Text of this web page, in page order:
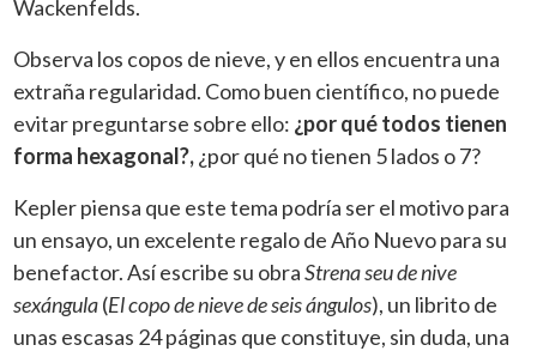
Wackenfelds.
Observa los copos de nieve, y en ellos encuentra una
extraña regularidad. Como buen científico, no puede
evitar preguntarse sobre ello: ¿por qué todos tienen
forma hexagonal?,¿por qué no tienen 5 lados o 7?
Kepler piensa que este tema podría ser el motivo para
un ensayo, un excelente regalo de Año Nuevo para su
benefactor. Así escribe su obraStrena seu de nive
sexángula(El copo de nieve de seis ángulos), un librito de
unas escasas 24 páginas que constituye, sin duda, una